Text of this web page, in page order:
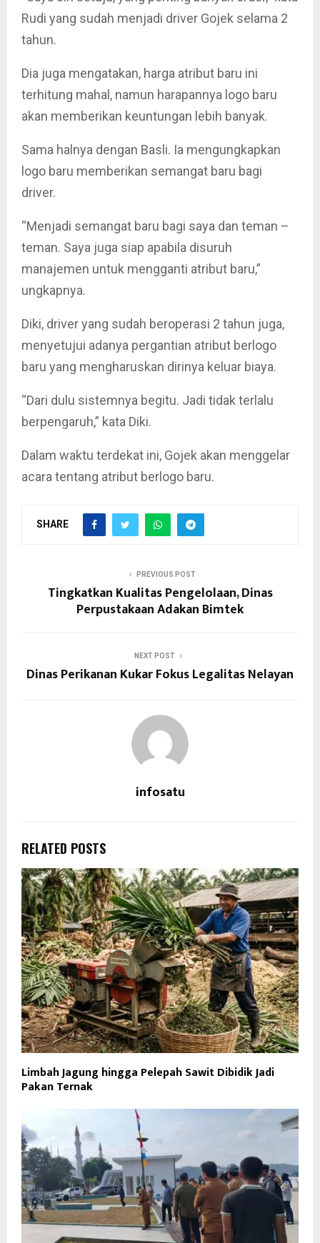
Rudi yang sudah menjadi driver Gojek selama 2
tahun.
Dia juga mengatakan, harga atribut baru ini
terhitung mahal, namun harapannya logo baru
akan memberikan keuntungan lebih banyak.
Sama halnya dengan Basli. Ia mengungkapkan
logo baru memberikan semangat baru bagi
driver.
“Menjadi semangat baru bagi saya dan teman –
teman. Saya juga siap apabila disuruh
manajemen untuk mengganti atribut baru,”
ungkapnya.
Diki, driver yang sudah beroperasi 2 tahun juga,
menyetujui adanya pergantian atribut berlogo
baru yang mengharuskan dirinya keluar biaya.
“Dari dulu sistemnya begitu. Jadi tidak terlalu
berpengaruh,” kata Diki.
Dalam waktu terdekat ini, Gojek akan menggelar
acara tentang atribut berlogo baru.
SHARE
PREVIOUS POST
Tingkatkan Kualitas Pengelolaan, Dinas
Perpustakaan Adakan Bimtek
NEXT POST
Dinas Perikanan Kukar Fokus Legalitas Nelayan
infosatu
RELATED POSTS
Limbah Jagung hingga Pelepah Sawit Dibidik Jadi
Pakan Ternak